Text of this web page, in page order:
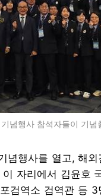
념행사 참석자들이 기념
념행사를 열고, 해
자리에서 김윤호
검역소 검역관 등